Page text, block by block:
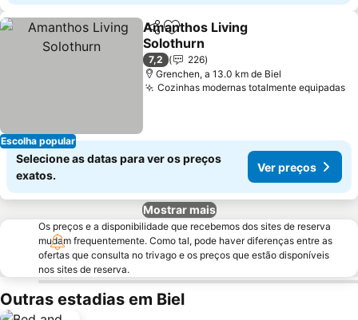
Escolha popular
PartilharAdicionar aos favoritos
Amanthos Living
Solothurn
7,2
226
Grenchen, a 13.0 km de Biel
Cozinhas modernas totalmente equipadas
Selecione as datas para ver os preços
exatos.
Ver preços
Mostrar mais
Os preços e a disponibilidade que recebemos dos sites de reserva
mudam frequentemente. Como tal, pode haver diferenças entre as
ofertas que consulta no trivago e os preços que estão disponíveis
nos sites de reserva.
Outras estadias em Biel